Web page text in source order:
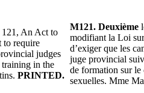
An Act to
to require
judges
training in the
PRINTED.
M121. Deuxième
modifiant la Loi
d’exiger que les
juge provincial
de formation sur le
sexuelles. Mme